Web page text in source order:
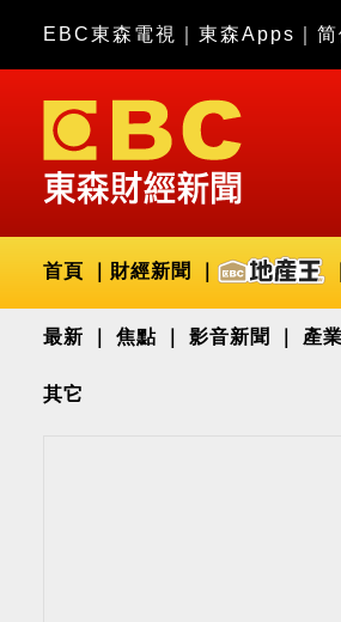
EBC東森電視 東森Apps 简
首頁 財經新聞
最新 焦點 影音新聞 產業
其它